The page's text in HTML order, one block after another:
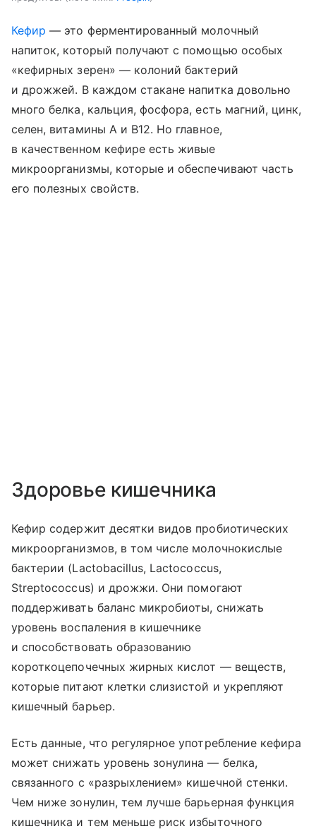
Кефир — это ферментированный молочный
напиток, который получают с помощью особых
«кефирных зерен» — колоний бактерий
и дрожжей. В каждом стакане напитка довольно
много белка, кальция, фосфора, есть магний, цинк,
селен, витамины A и B12. Но главное,
в качественном кефире есть живые
микроорганизмы, которые и обеспечивают часть
его полезных свойств.
Здоровье кишечника
Кефир содержит десятки видов пробиотических
микроорганизмов, в том числе молочнокислые
бактерии (Lactobacillus, Lactococcus,
Streptococcus) и дрожжи. Они помогают
поддерживать баланс микробиоты, снижать
уровень воспаления в кишечнике
и способствовать образованию
короткоцепочечных жирных кислот — веществ,
которые питают клетки слизистой и укрепляют
кишечный барьер.
Есть данные, что регулярное употребление кефира
может снижать уровень зонулина — белка,
связанного с «разрыхлением» кишечной стенки.
Чем ниже зонулин, тем лучше барьерная функция
кишечника и тем меньше риск избыточного